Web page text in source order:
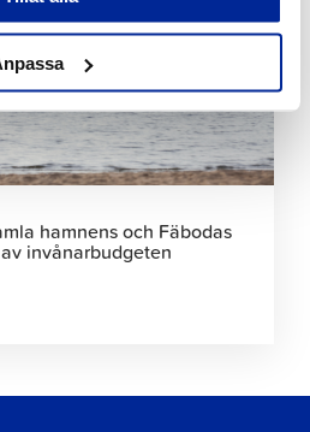
hamnens och Fäbodas
invånarbudgeten